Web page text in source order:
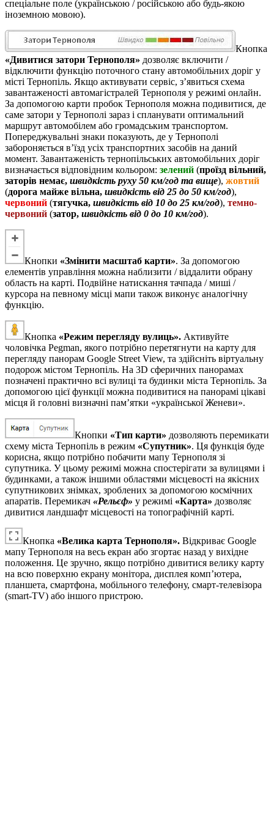
спеціальне поле (українською / російською або будь-якою
іноземною мовою).
Кнопка
«Дивитися затори Тернополя» дозволяє включити /
відключити функцію поточного стану автомобільних доріг у
місті Тернопіль. Якщо активувати сервіс, з’явиться схема
завантаженості автомагістралей Тернополя у режимі онлайн.
За допомогою карти пробок Тернополя можна подивитися, де
саме затори у Тернополі зараз і спланувати оптимальний
маршрут автомобілем або громадським транспортом.
Попереджувальні знаки показують, де у Тернополі
забороняється в’їзд усіх транспортних засобів на даний
момент. Завантаженість тернопільських автомобільних доріг
визначається відповідним кольором: зелений (проїзд вільний,
заторів немає, швидкість руху 50 км/год та вище), жовтий
(дорога майже вільна, швидкість від 25 до 50 км/год),
червоний (тягучка, швидкість від 10 до 25 км/год), темно-
червоний (затор, швидкість від 0 до 10 км/год).
Кнопки «Змінити масштаб карти». За допомогою
елементів управління можна наблизити / віддалити обрану
область на карті. Подвійне натискання тачпада / миші /
курсора на певному місці мапи також виконує аналогічну
функцію.
Кнопка «Режим перегляду вулиць». Активуйте
чоловічка Pegman, якого потрібно перетягнути на карту для
перегляду панорам Google Street View, та здійсніть віртуальну
подорож містом Тернопіль. На 3D сферичних панорамах
позначені практично всі вулиці та будинки міста Тернопіль. За
допомогою цієї функції можна подивитися на панорамі цікаві
місця й головні визначні пам’ятки «української Женеви».
Кнопки «Тип карти» дозволяють перемикати
схему міста Тернопіль в режим «Супутник». Ця функція буде
корисна, якщо потрібно побачити мапу Тернополя зі
супутника. У цьому режимі можна спостерігати за вулицями і
будинками, а також іншими областями місцевості на якісних
супутникових знімках, зроблених за допомогою космічних
апаратів. Перемикач «Рельєф» у режимі «Карта» дозволяє
дивитися ландшафт місцевості на топографічній карті.
Кнопка «Велика карта Тернополя». Відкриває Google
мапу Тернополя на весь екран або згортає назад у вихідне
положення. Це зручно, якщо потрібно дивитися велику карту
на всю поверхню екрану монітора, дисплея комп’ютера,
планшета, смартфона, мобільного телефону, смарт-телевізора
(smart-TV) або іншого пристрою.